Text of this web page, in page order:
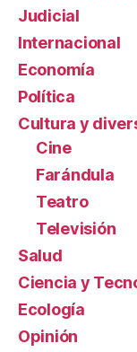
Judicial
Internacional
Economía
Política
Cultura y
Cine
Farándula
Teatro
Televisión
Salud
Ciencia y
Ecología
Opinión